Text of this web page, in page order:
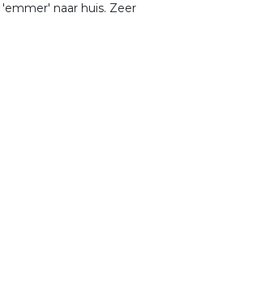
naar huis. Zeer